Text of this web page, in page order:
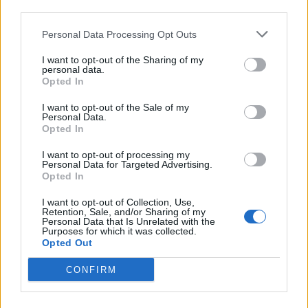
Personal Data Processing Opt Outs
I want to opt-out of the Sharing of my
personal data.
Opted In
I want to opt-out of the Sale of my
Personal Data.
Opted In
I want to opt-out of processing my
Personal Data for Targeted Advertising.
Opted In
I want to opt-out of Collection, Use,
Retention, Sale, and/or Sharing of my
Personal Data that Is Unrelated with the
Purposes for which it was collected.
Opted Out
CONFIRM
Μυρμήγκιασμα ή μούδιασμα στα
Τα νεφρά βοηθούν επίσης στη διατήρηση της
υγείας των νεύρων μέσω της ρύθμισης των
ηλεκτρολυτών και της απομάκρυνσης των
αποβλήτων. Όταν τα απόβλητα αρχίζουν να
μπορούν να ερεθίσουν ή να επηρεάσουν τα μικρά
νεύρα στα πόδια.